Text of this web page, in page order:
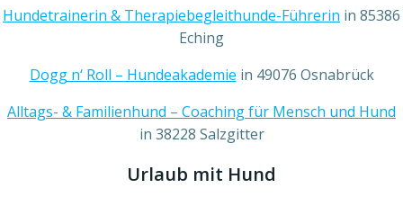
Hundetrainerin & Therapiebegleithunde-Führerin in 85386
Eching
Dogg n‘ Roll – Hundeakademie in 49076 Osnabrück
Alltags- & Familienhund – Coaching für Mensch und Hund
in 38228 Salzgitter
Urlaub mit Hund